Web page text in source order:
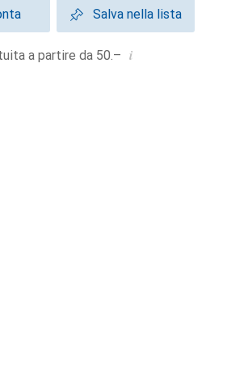
Salva nella lista
a partire da 50.– i